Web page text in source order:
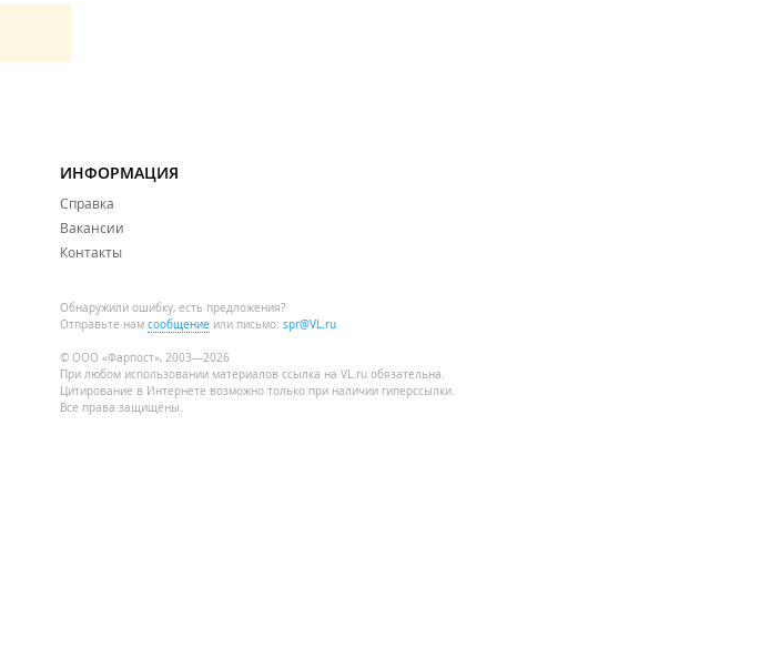
ИНФОРМАЦИЯ
Справка
Вакансии
Контакты
Обнаружили ошибку, есть предложения?
Отправьте нам сообщение или письмо: spr@VL.ru
© ООО «Фарпост», 2003—2026
При любом использовании материалов ссылка на VL.ru обязательна.
Цитирование в Интернете возможно только при наличии гиперссылки.
Все права защищены.